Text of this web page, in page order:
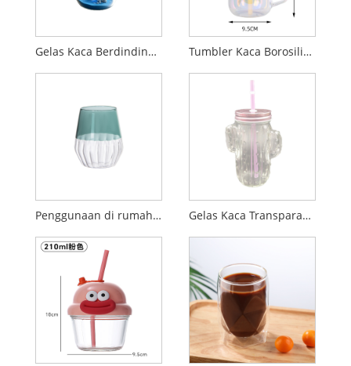
Gelas Kaca Berdinding Ganda Kreatif dengan Sisipan Paus Laut 3D Tumbler Kaca Borosilikat Tinggi Dopamin dengan Sedotan
Penggunaan di rumah cangkir sarapan susu kaca borosilikat tinggi bergaris warna-blok Gelas Kaca Transparan Kreatif Baru dengan Pegangan